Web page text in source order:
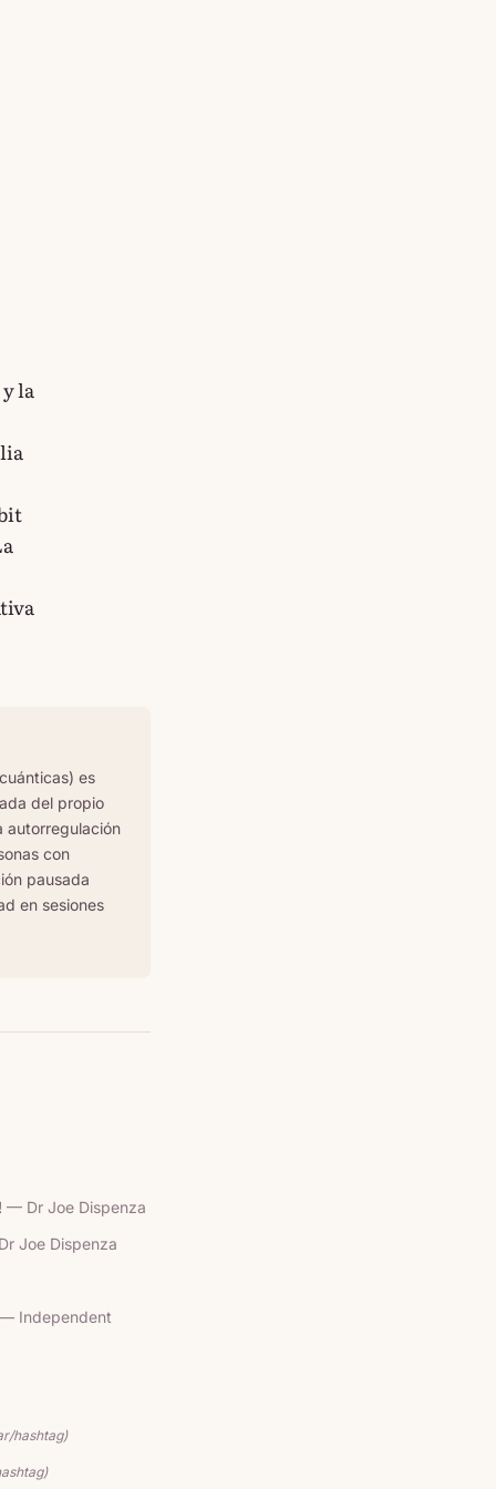
la
es
del propio
autorregulación
con
pausada
en sesiones
— Dr Joe Dispenza
Joe Dispenza
— Independent
hashtag)